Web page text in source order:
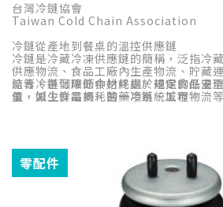
台灣冷鏈協會
Taiwan Cold Chain Association
冷鏈從產地到餐桌的溫控供應鏈
冷鏈是冷藏冷凍供應鏈的簡稱，泛指冷
供應物流、食品工廠內生產物流、貯藏
流等，各個環節中始終處於規定的低温
量，減少食品損耗的一項系統工程。
結合冷鏈可降低食材耗損，確保食品安
值，如生鮮電商、醫藥冷鏈、城市物流
零配件